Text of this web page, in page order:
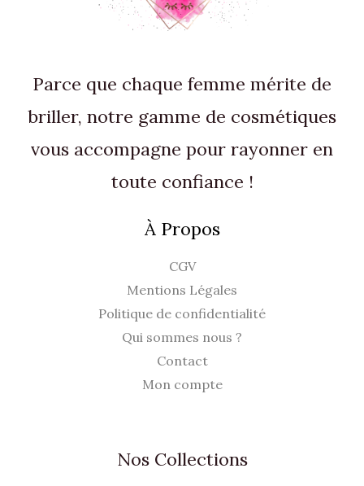
Parce que chaque femme mérite de
briller, notre gamme de cosmétiques
vous accompagne pour rayonner en
toute confiance !
À Propos
CGV
Mentions Légales
Politique de confidentialité
Qui sommes nous ?
Contact
Mon compte
Nos Collections